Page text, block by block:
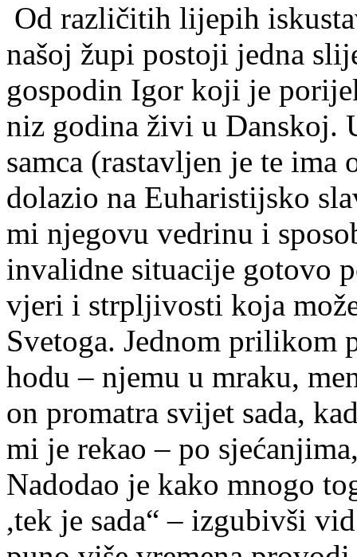
Od različitih lijepih
našoj župi postoji jedna
gospodin Igor koji je
niz godina živi u Danskoj.
samca (rastavljen je te
dolazio na Euharistijsko
mi njegovu vedrinu i
invalidne situacije gotovo
vjeri i strpljivosti koja
Svetoga. Jednom prilikom
hodu – njemu u mraku,
on promatra svijet sada,
mi je rekao – po
Nadodao je kako mnogo
,tek je sada“ – izgubivši